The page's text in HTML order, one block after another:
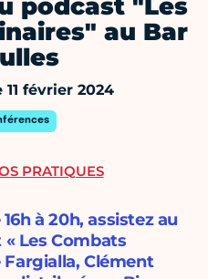
podcast "Les
au Bar
février 2024
à 20h, assistez au
Les Combats
Fargialla, Clément
PRATIQUES